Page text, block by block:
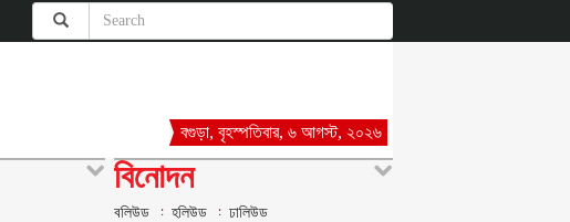
বগুড়া, বৃহস্পতিবার, ৬ আগস্ট, ২০২৬
বিনোদন
বলিউড হলিউড ঢালিউড